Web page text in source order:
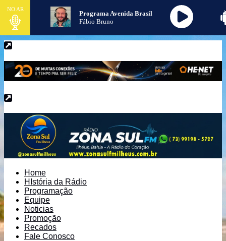
NO AR
Programa Avenida Brasil
Fábio Bruno
Home
HIstória da Rádio
Programação
Equipe
Noticias
Promoção
Recados
Fale Conosco